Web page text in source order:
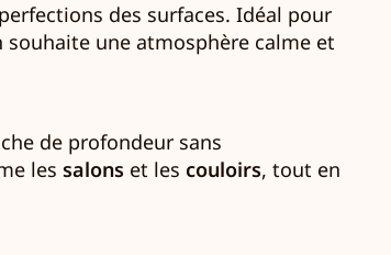
des surfaces. Idéal pour
souhaite une atmosphère calme et
de profondeur sans
les salons et les couloirs, tout en